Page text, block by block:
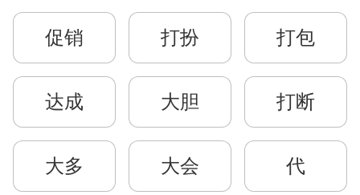
促销 打扮 打包
达成 大胆 打断
大多 大会 代